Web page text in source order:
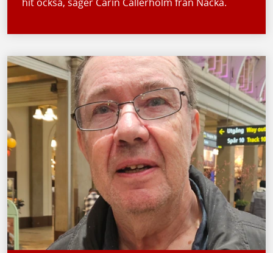
hit också, säger Carin Callerholm från Nacka.